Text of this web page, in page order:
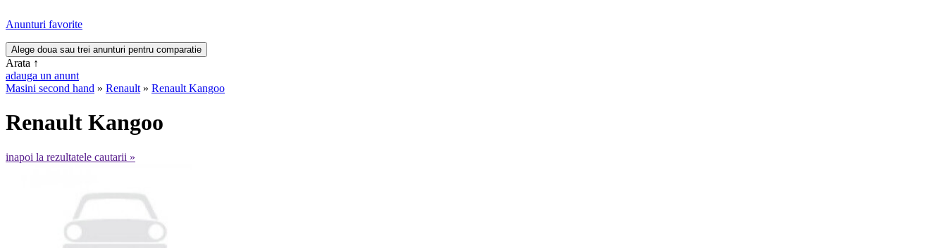
Anunturi favorite
Arata ↑
adauga un anunt
Masini second hand » Renault » Renault Kangoo
Renault Kangoo
inapoi la rezultatele cautarii »